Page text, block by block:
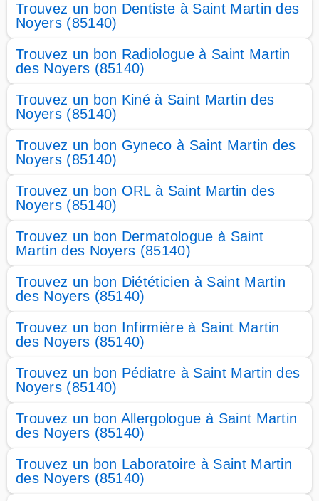
Trouvez un bon Dentiste à Saint Martin des
Noyers (85140)
Trouvez un bon Radiologue à Saint Martin
des Noyers (85140)
Trouvez un bon Kiné à Saint Martin des
Noyers (85140)
Trouvez un bon Gyneco à Saint Martin des
Noyers (85140)
Trouvez un bon ORL à Saint Martin des
Noyers (85140)
Trouvez un bon Dermatologue à Saint
Martin des Noyers (85140)
Trouvez un bon Diététicien à Saint Martin
des Noyers (85140)
Trouvez un bon Infirmière à Saint Martin
des Noyers (85140)
Trouvez un bon Pédiatre à Saint Martin des
Noyers (85140)
Trouvez un bon Allergologue à Saint Martin
des Noyers (85140)
Trouvez un bon Laboratoire à Saint Martin
des Noyers (85140)